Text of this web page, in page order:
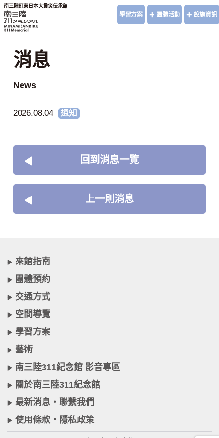
南三陸町東日本大震災伝承館
學習方案 + 團體活動 + 設施資訊
消息
News
2026.08.04 通知
回到消息一覽
上一則消息
來館指南
團體預約
交通方式
空間導覽
學習方案
藝術
南三陸311紀念館 影音專區
關於南三陸311紀念館
最新消息・聯繫我們
使用條款・隱私政策